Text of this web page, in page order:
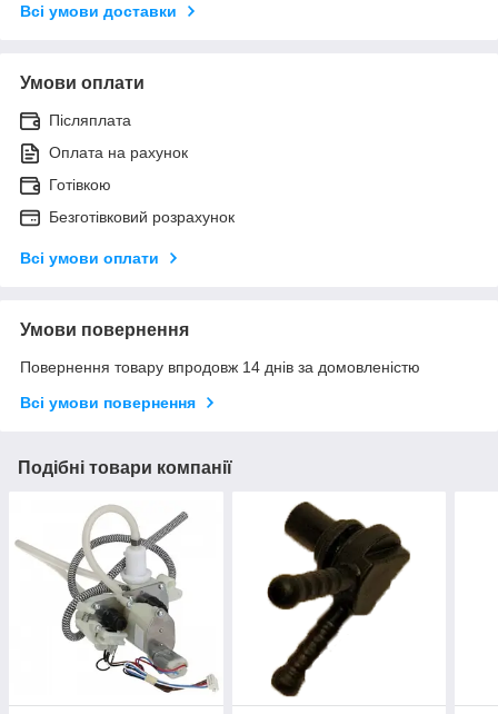
Всі умови доставки
Умови оплати
Післяплата
Оплата на рахунок
Готівкою
Безготівковий розрахунок
Всі умови оплати
Умови повернення
Повернення товару впродовж 14 днів за домовленістю
Всі умови повернення
Подібні товари компанії